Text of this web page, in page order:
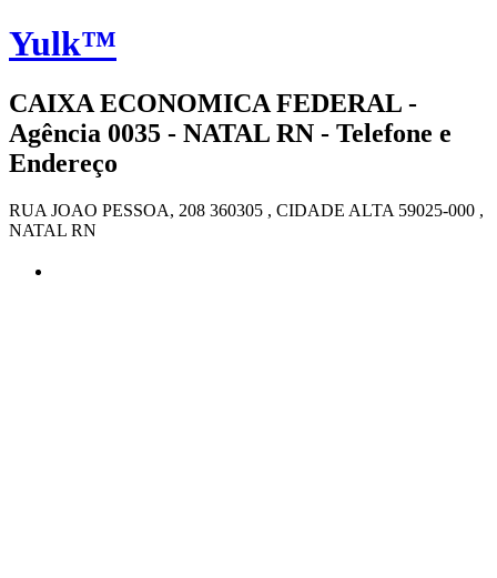
Yulk™
CAIXA ECONOMICA FEDERAL -
Agência 0035 - NATAL RN - Telefone e
Endereço
RUA JOAO PESSOA, 208 360305 , CIDADE ALTA 59025-000 ,
NATAL RN